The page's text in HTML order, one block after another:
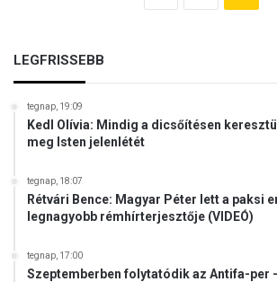
LEGFRISSEBB
tegnap, 19:09
Kedl Olívia: Mindig a dicsőítésen
meg Isten jelenlétét
tegnap, 18:07
Rétvári Bence: Magyar Péter lett a paksi
legnagyobb rémhírterjesztője (VIDEÓ)
tegnap, 17:00
Szeptemberben folytatódik az Antifa-per